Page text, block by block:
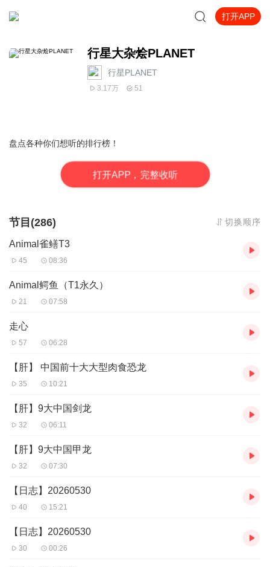
打开APP
行星大杂烩PLANET
行星PLANET
3.17万 51
盘点各种你们想听的排行榜！
打开APP，完整收听
节目(286) 切换顺序
Animal雀鳝T3
45 08:36
Animal鳄鱼（T1永久）
21 07:58
走心
57 06:28
【肝】 中国前十大大型肉食恐龙
35 10:21
【肝】9大中国剑龙
32 06:11
【肝】9大中国甲龙
32 07:30
【日志】20260530
40 15:21
【日志】20260530
30 00:26